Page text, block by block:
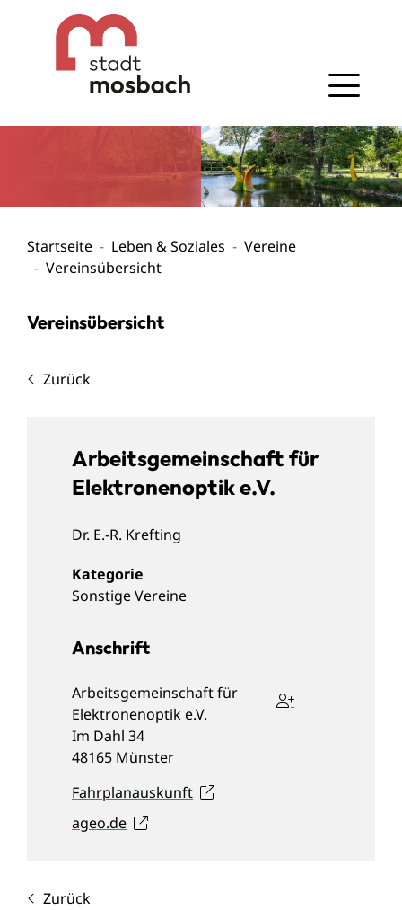
Gehe zum Navigationsbereich
Gehe zum Inhalt
Startseite Leben & Soziales
Vereine
Vereinsübersicht
Vereinsübersicht
Zurück
Arbeitsgemeinschaft für
Elektronenoptik e.V.
Dr. E.-R. Krefting
Sonstige Vereine
Anschrift
Arbeitsgemeinschaft für
Elektronenoptik e.V.
Im Dahl 34
48165 Münster
Fahrplanauskunft
ageo.de
Zurück